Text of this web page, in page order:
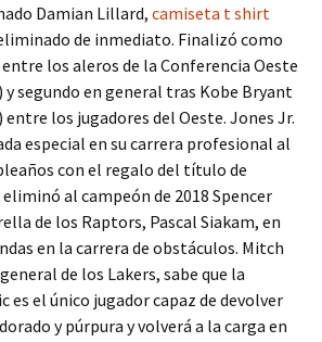
Damian Lillard, camiseta t shirt
de inmediato. Finalizó como
los aleros de la Conferencia Oeste
y segundo en general tras Kobe Bryant
entre los jugadores del Oeste. Jones Jr.
especial en su carrera profesional al
con el regalo del título de
al campeón de 2018 Spencer
de los Raptors, Pascal Siakam, en
en la carrera de obstáculos. Mitch
de los Lakers, sabe que la
es el único jugador capaz de devolver
y púrpura y volverá a la carga en